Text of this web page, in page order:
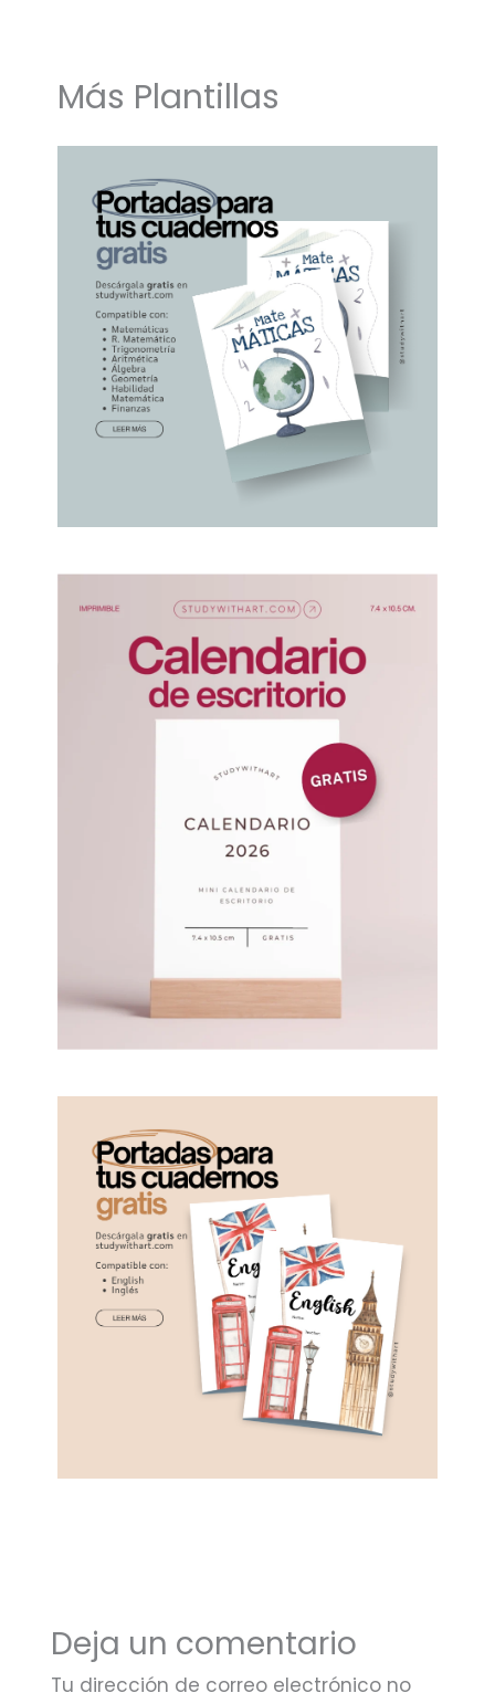
Más Plantillas
Deja un comentario
Tu dirección de correo electrónico no